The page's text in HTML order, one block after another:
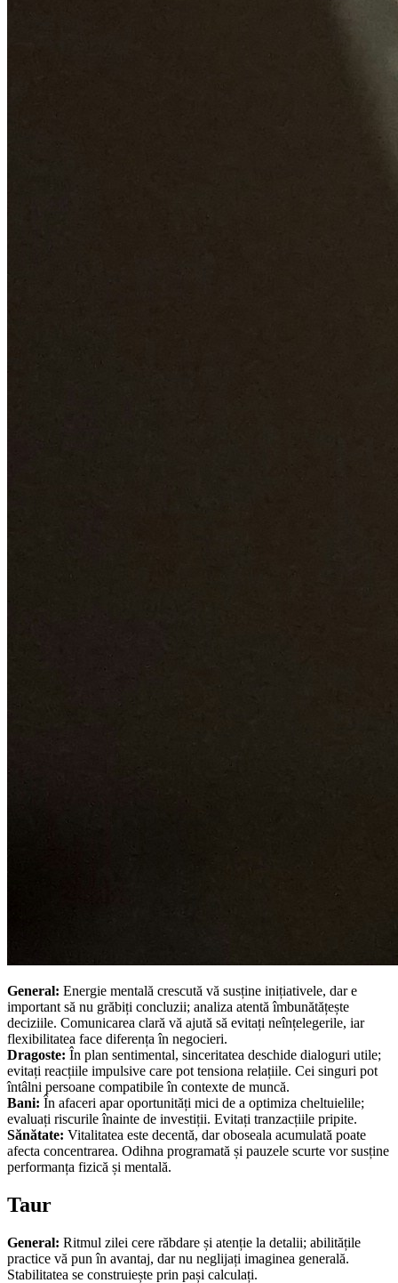
General: Energie mentală crescută vă susține inițiativele, dar e
important să nu grăbiți concluzii; analiza atentă îmbunătățește
deciziile. Comunicarea clară vă ajută să evitați neînțelegerile, iar
flexibilitatea face diferența în negocieri.
Dragoste: În plan sentimental, sinceritatea deschide dialoguri utile;
evitați reacțiile impulsive care pot tensiona relațiile. Cei singuri pot
întâlni persoane compatibile în contexte de muncă.
Bani: În afaceri apar oportunități mici de a optimiza cheltuielile;
evaluați riscurile înainte de investiții. Evitați tranzacțiile pripite.
Sănătate: Vitalitatea este decentă, dar oboseala acumulată poate
afecta concentrarea. Odihna programată și pauzele scurte vor susține
performanța fizică și mentală.
Taur
General: Ritmul zilei cere răbdare și atenție la detalii; abilitățile
practice vă pun în avantaj, dar nu neglijați imaginea generală.
Stabilitatea se construiește prin pași calculați.